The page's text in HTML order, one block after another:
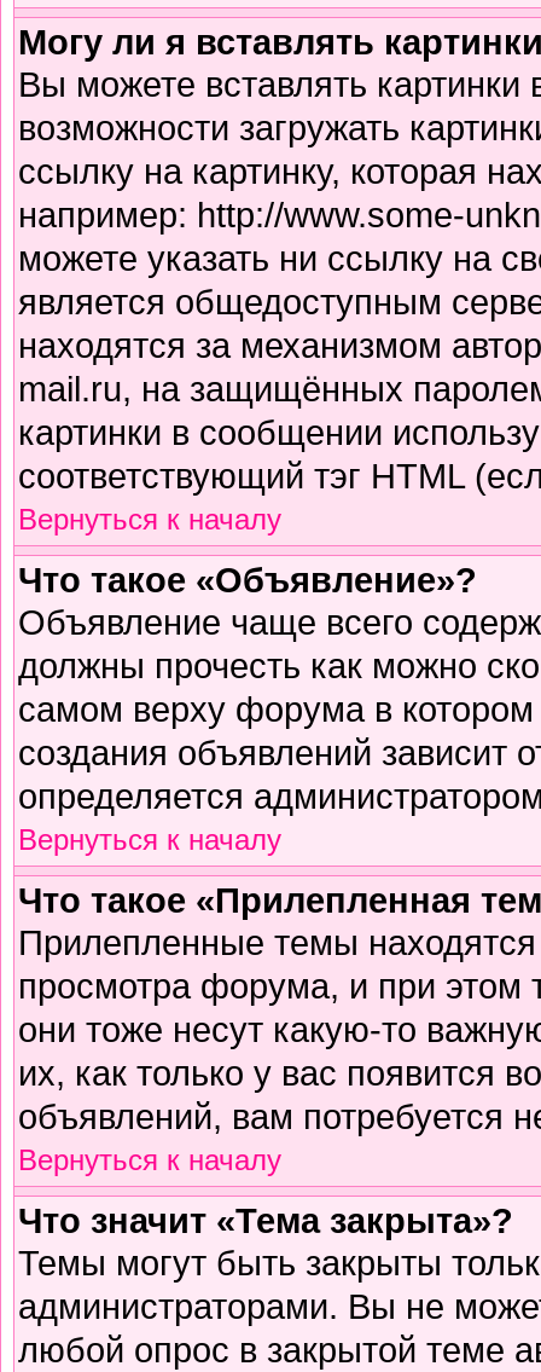
Могу ли я вставлять
Вы можете вставлять
возможности загружать
ссылку на картинку, которая
например: http://www.some-
можете указать ни ссылку на
является общедоступным
находятся за механизмом
mail.ru, на защищённых
картинки в сообщении
соответствующий тэг HTML
Вернуться к началу
Что такое «Объявление»?
Объявление чаще всего
должны прочесть как можно
самом верху форума в
создания объявлений зависит
определяется
Вернуться к началу
Что такое «Прилепленная
Прилепленные темы
просмотра форума, и при этом
они тоже несут какую-то
их, как только у вас появится
объявлений, вам потребуется
Вернуться к началу
Что значит «Тема закрыта»?
Темы могут быть закрыты
администраторами. Вы не
любой опрос в закрытой теме